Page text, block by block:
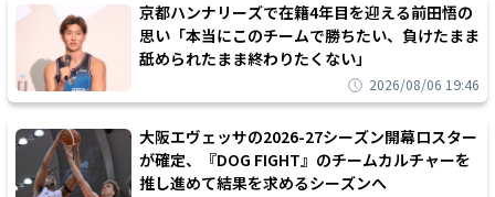
京都ハンナリーズで在籍4年目を迎える前田悟の
思い「本当にこのチームで勝ちたい、負けたまま
舐められたまま終わりたくない」
2026/08/06 19:46
大阪エヴェッサの2026-27シーズン開幕ロスター
が確定、『DOG FIGHT』のチームカルチャーを
推し進めて結果を求めるシーズンへ